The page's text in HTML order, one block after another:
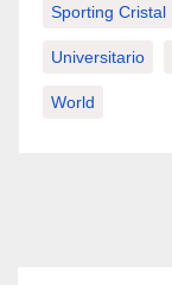
Sporting Cristal
Universitario
World